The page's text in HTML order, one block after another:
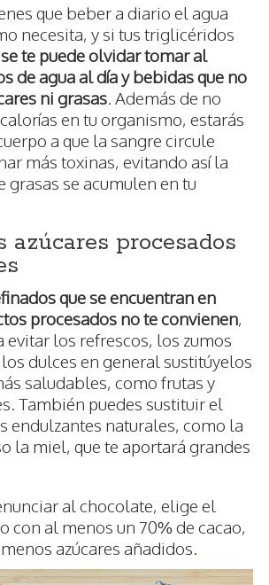
que beber a diario el agua
necesita, y si tus triglicéridos
te puede olvidar tomar al
de agua al día y bebidas que no
ni grasas . Además de no
en tu organismo, estarás
a que la sangre circule
más toxinas, evitando así la
grasas se acumulen en tu
azúcares procesados
que se encuentran en
procesados no te convienen,
evitar los refrescos, los zumos
dulces en general sustitúyelos
saludables, como frutas y
También puedes sustituir el
endulzantes naturales, como la
la miel, que te aportará grandes
al chocolate, elige el
con al menos un 70% de cacao,
azúcares añadidos.